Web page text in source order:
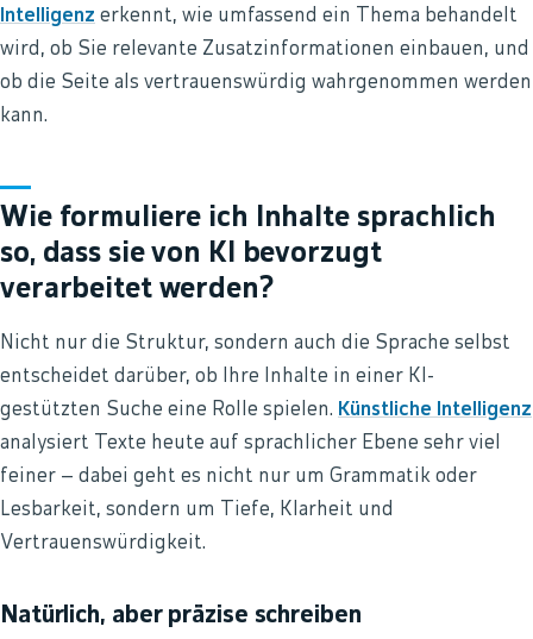
Intelligenz erkennt, wie umfassend ein Thema behandelt
wird, ob Sie relevante Zusatzinformationen einbauen, und
ob die Seite als vertrauenswürdig wahrgenommen werden
kann.
Wie formuliere ich Inhalte sprachlich
so, dass sie von KI bevorzugt
verarbeitet werden?
Nicht nur die Struktur, sondern auch die Sprache selbst
entscheidet darüber, ob Ihre Inhalte in einer KI-
gestützten Suche eine Rolle spielen. Künstliche Intelligenz
analysiert Texte heute auf sprachlicher Ebene sehr viel
feiner – dabei geht es nicht nur um Grammatik oder
Lesbarkeit, sondern um Tiefe, Klarheit und
Vertrauenswürdigkeit.
Natürlich, aber präzise schreiben